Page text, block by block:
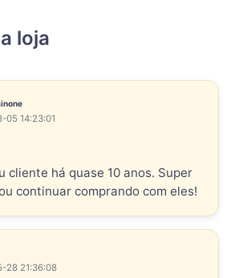
loja
05 14:23:01
cliente há quase 10 anos. Super
continuar comprando com eles!
28 21:36:08